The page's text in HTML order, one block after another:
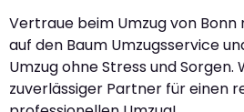
Vertraue beim Umzug von Bonn
auf den Baum Umzugsservice
Umzug ohne Stress und Sorgen.
zuverlässiger Partner für einen